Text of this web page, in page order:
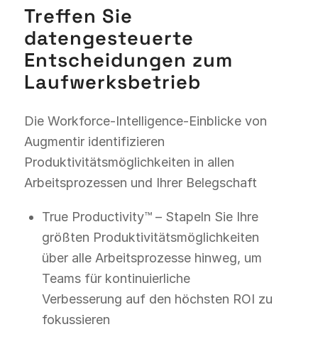
Treffen Sie
datengesteuerte
Entscheidungen zum
Laufwerksbetrieb
Die Workforce-Intelligence-Einblicke von
Augmentir identifizieren
Produktivitätsmöglichkeiten in allen
Arbeitsprozessen und Ihrer Belegschaft
True Productivity™ – Stapeln Sie Ihre
größten Produktivitätsmöglichkeiten
über alle Arbeitsprozesse hinweg, um
Teams für kontinuierliche
Verbesserung auf den höchsten ROI zu
fokussieren